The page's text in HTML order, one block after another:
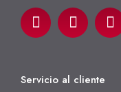
Servicio al cliente